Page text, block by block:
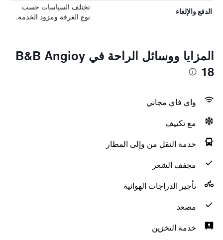
الدفع والإلغاء
تختلف السياسات حسب
نوع الغرفة ومزود الخدمة.
المزايا ووسائل الراحة في B&B Angioy
18
واي فاي مجاني
مع تكييف
خدمة النقل من وإلى المطار
مجفف الشعر
تأجير الدراجات الهوائية
مصعد
خدمة التخزين